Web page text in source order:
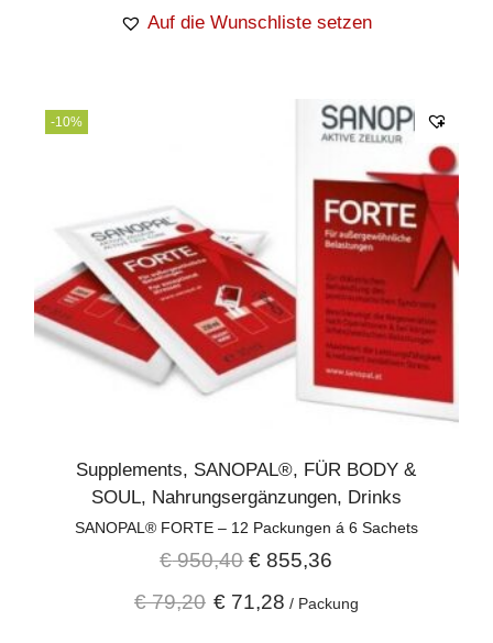
Auf die Wunschliste setzen
-10%
Supplements, SANOPAL®, FÜR BODY &
SOUL, Nahrungsergänzungen, Drinks
SANOPAL® FORTE – 12 Packungen á 6 Sachets
€950,40 € 855,36
€79,20 €71,28 / Packung